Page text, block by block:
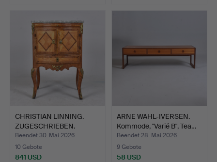
CHRISTIAN LINNING.
ZUGESCHRIEBEN.
NACHTISC…
Beendet 30. Mai 2026
10 Gebote
841 USD
ARNE WAHL-IVERSEN.
Kommode, "Varié B", Tea…
Beendet 28. Mai 2026
9 Gebote
58 USD